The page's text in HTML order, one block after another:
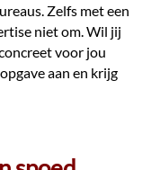
Zelfs met een
niet om. Wil jij
voor jou
aan en krijg